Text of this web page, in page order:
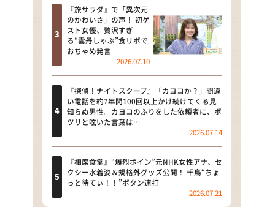
本日はダイアンなり！シーズン２
朝だ！生です旅サラダ
教えて！ニュースライブ 正義の
ミカタ
ＬＩＦＥ～夢のカタチ～
新婚さんいらっしゃい！
ポツンと一軒家
ザキ山小屋本館
『旅サラダ』で「異次元
のかわいさ」の声！ 初ゲ
スト女優、贅沢すぎ
る“雲丹しゃぶ”食リポで
おちゃめ発言
2026.07.10
『探偵！ナイトスクープ』「カヨコか？」間違
い電話を約7年間100回以上かけ続けてくる見
知らぬ男性。カヨコのふりをした依頼者に、ポ
ツリと呟いた言葉は…
2026.07.14
『相席食堂』“爆烈ボイン”元NHK女性アナ、セ
クシー水着姿＆規格外グッズ公開！ 千鳥“ちょ
っと待てぃ！！”ボタン連打
2026.07.21